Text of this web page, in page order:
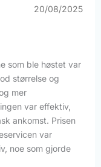
20/08/2025
som ble høstet var
størrelse og
mer
var effektiv,
ankomst. Prisen
var
noe som gjorde